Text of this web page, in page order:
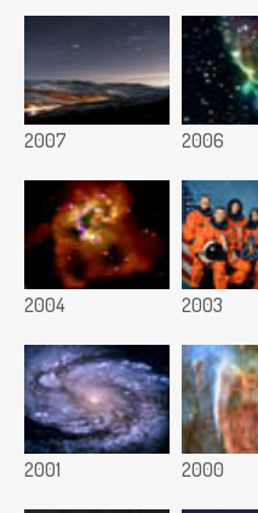
2007 2006
2004 2003
2001 2000